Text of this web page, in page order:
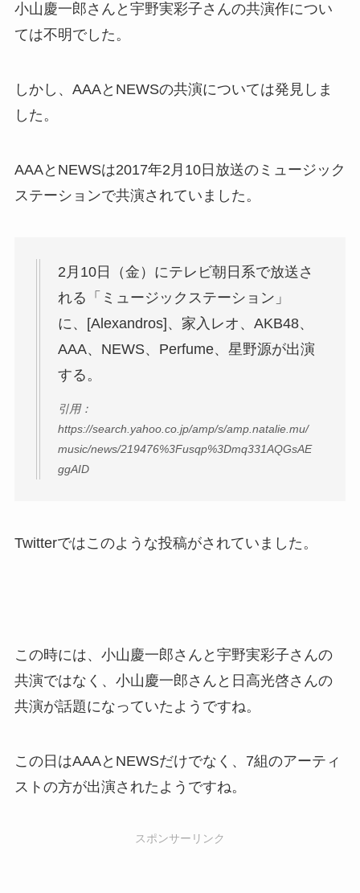
小山慶一郎さんと宇野実彩子さんの共演作につい
ては不明でした。
しかし、AAAとNEWSの共演については発見しま
した。
AAAとNEWSは2017年2月10日放送のミュージック
ステーションで共演されていました。
2月10日（金）にテレビ朝日系で放送さ
れる「ミュージックステーション」
に、[Alexandros]、家入レオ、AKB48、
AAA、NEWS、Perfume、星野源が出演
する。
引用：
https://search.yahoo.co.jp/amp/s/amp.natalie.mu/
music/news/219476%3Fusqp%3Dmq331AQGsAE
ggAID
Twitterではこのような投稿がされていました。
この時には、小山慶一郎さんと宇野実彩子さんの
共演ではなく、小山慶一郎さんと日高光啓さんの
共演が話題になっていたようですね。
この日はAAAとNEWSだけでなく、7組のアーティ
ストの方が出演されたようですね。
スポンサーリンク